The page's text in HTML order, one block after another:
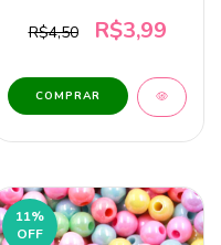
R$4,50 R$3,99
11%
OFF